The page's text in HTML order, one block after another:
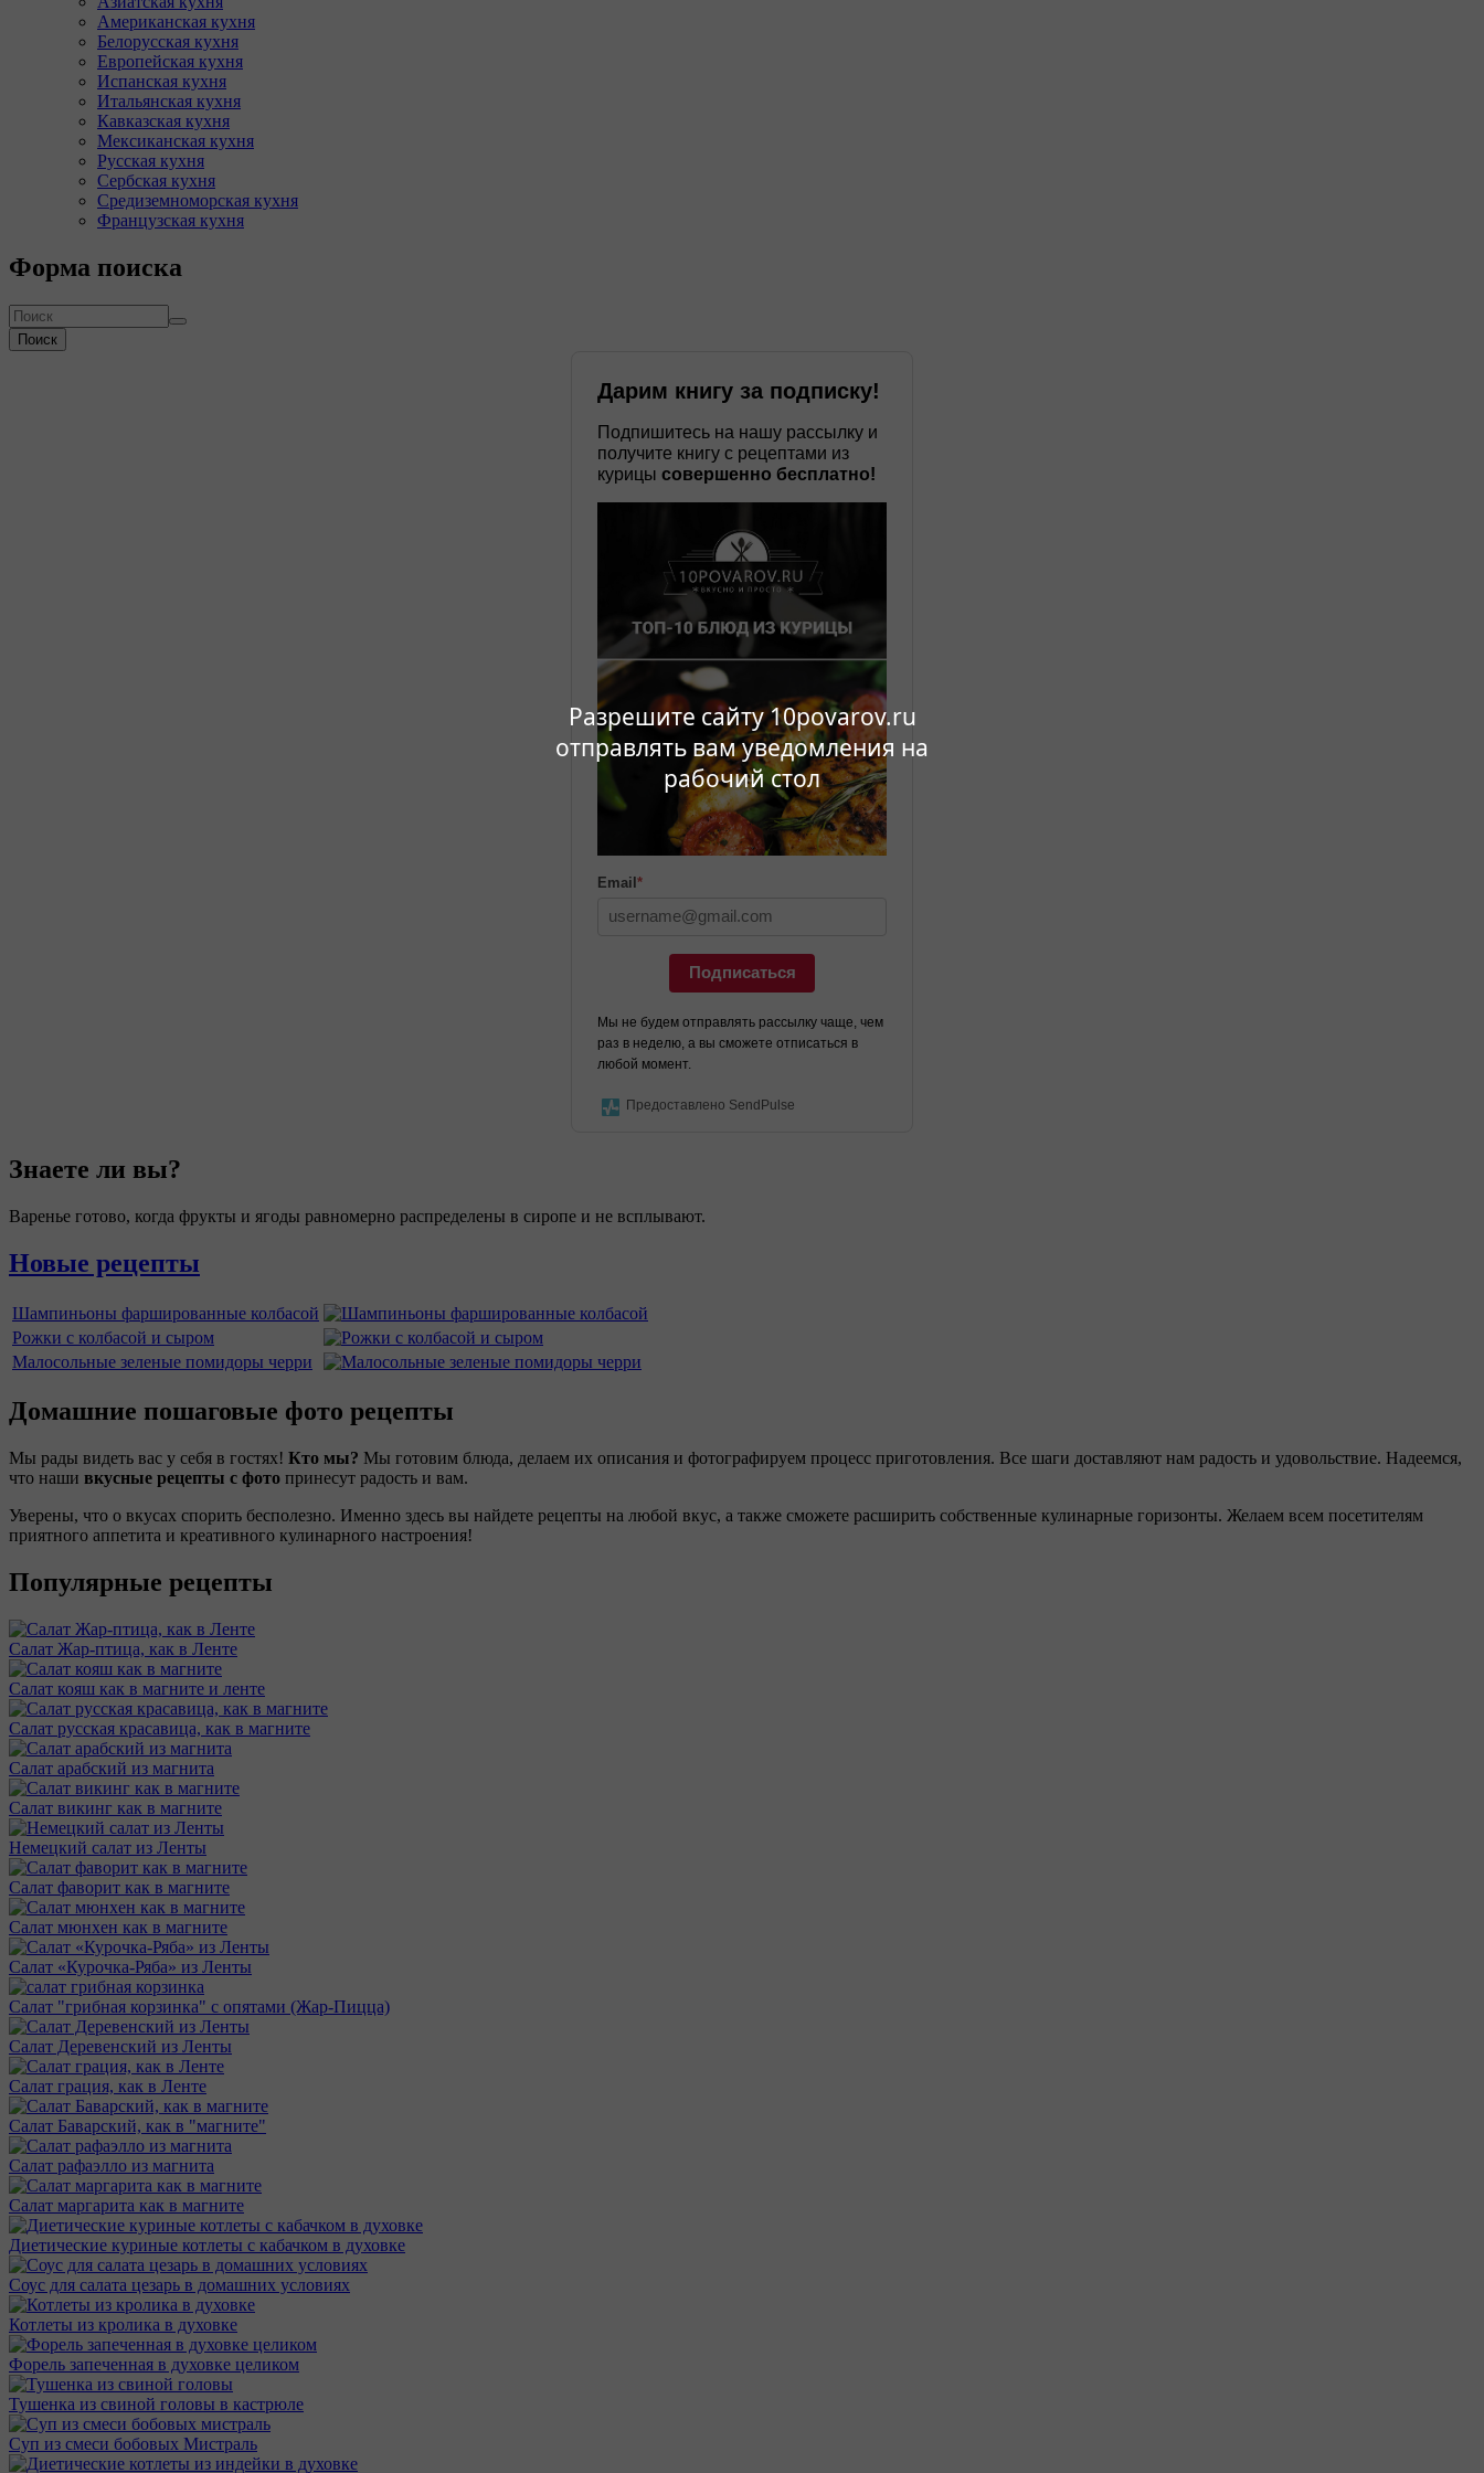
Разрешите сайту 10povarov.ru
отправлять вам уведомления на
рабочий стол
Американская кухня
Белорусская кухня
Европейская кухня
Испанская кухня
Итальянская кухня
Кавказская кухня
Мексиканская кухня
Русская кухня
Сербская кухня
Средиземноморская кухня
Французская кухня
Форма поиска
Поиск
Дарим книгу за подписку!
Подпишитесь на нашу рассылку и
получите книгу с рецептами из
курицы совершенно бесплатно!
Email *
Подписаться
Мы не будем отправлять рассылку чаще, чем
раз в неделю, а вы сможете отписаться в
любой момент.
Предоставлено SendPulse
Знаете ли вы?
Варенье готово, когда фрукты и ягоды равномерно распределены в сиропе и не всплывают.
Новые рецепты
Шампиньоны фаршированные колбасой
Рожки с колбасой и сыром
Малосольные зеленые помидоры черри
Домашние пошаговые фото рецепты
Мы рады видеть вас у себя в гостях! Кто мы? Мы готовим блюда, делаем их описания и фотографируем процесс приготовления. Все шаги доставляют нам радость и удовольствие. Надеемся,
что наши вкусные рецепты с фото принесут радость и вам.
Уверены, что о вкусах спорить бесполезно. Именно здесь вы найдете рецепты на любой вкус, а также сможете расширить собственные кулинарные горизонты. Желаем всем посетителям
приятного аппетита и креативного кулинарного настроения!
Популярные рецепты
Салат Жар-птица, как в Ленте
Салат кояш как в магните и ленте
Салат русская красавица, как в магните
Салат арабский из магнита
Салат викинг как в магните
Немецкий салат из Ленты
Салат фаворит как в магните
Салат мюнхен как в магните
Салат «Курочка-Ряба» из Ленты
Салат "грибная корзинка" с опятами (Жар-Пицца)
Салат Деревенский из Ленты
Салат грация, как в Ленте
Салат Баварский, как в "магните"
Салат рафаэлло из магнита
Салат маргарита как в магните
Диетические куриные котлеты с кабачком в духовке
Соус для салата цезарь в домашних условиях
Котлеты из кролика в духовке
Форель запеченная в духовке целиком
Тушенка из свиной головы в кастрюле
Суп из смеси бобовых Мистраль